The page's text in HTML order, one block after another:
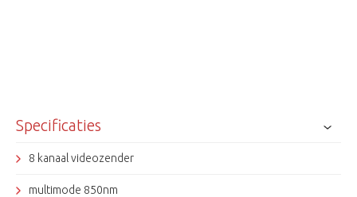
Specificaties
8 kanaal videozender
multimode 850nm